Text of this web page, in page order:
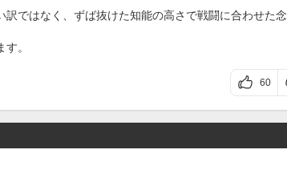
ではなく、ずば抜けた知能の高さで戦闘に合わせた
。
60